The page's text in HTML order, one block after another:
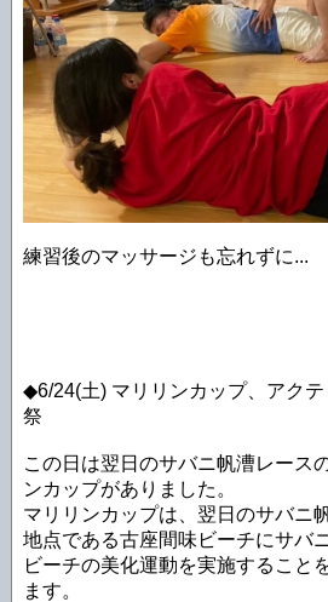
練習後のマッサージも忘れずに...
◆6/24(土) マリリンカップ、アク
祭
この日は翌日のサバニ帆漕レース
ンカップがありました。
マリリンカップは、翌日のサバニ
地点である古座間味ビーチにサバ
ビーチの美化運動を実施すること
ます。